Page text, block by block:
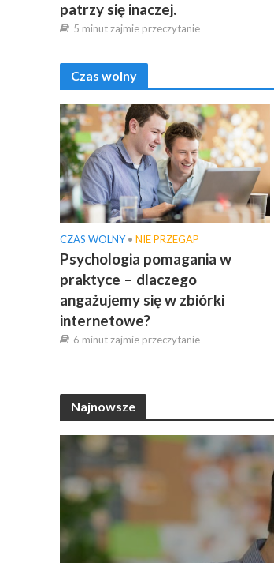
patrzy się inaczej.
5 minut zajmie przeczytanie
Czas wolny
CZAS WOLNY • NIE PRZEGAP
Psychologia pomagania w
praktyce – dlaczego
angażujemy się w zbiórki
internetowe?
6 minut zajmie przeczytanie
Najnowsze